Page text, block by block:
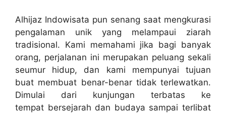
Alhijaz Indowisata pun senang saat mengkurasi
pengalaman unik yang melampaui ziarah
tradisional. Kami memahami jika bagi banyak
orang, perjalanan ini merupakan peluang sekali
seumur hidup, dan kami mempunyai tujuan
buat membuat benar-benar tidak terlewatkan.
Dimulai dari kunjungan terbatas ke
tempat bersejarah dan budaya sampai terlibat